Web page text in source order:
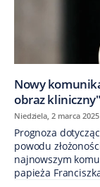
Nowy
obraz kliniczny"
Niedziela, 2 marca 2025
Prognoza
powodu
najnowszym
papieża